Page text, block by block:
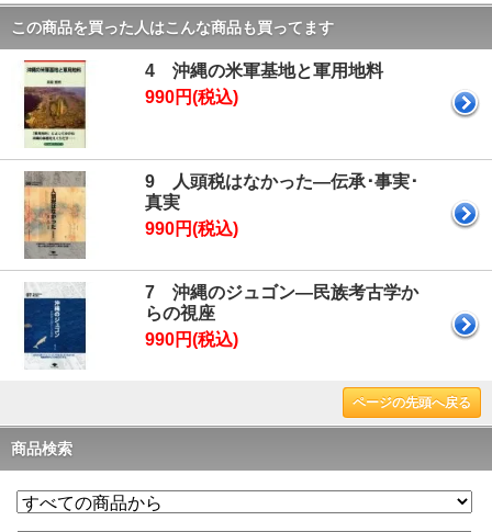
この商品を買った人はこんな商品も買ってます
4 沖縄の米軍基地と軍用地料
990円(税込)
9 人頭税はなかった―伝承･事実･
真実
990円(税込)
7 沖縄のジュゴン―民族考古学か
らの視座
990円(税込)
ページの先頭へ戻る
商品検索